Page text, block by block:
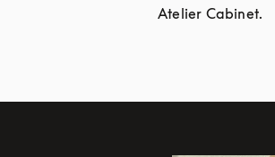
Atelier Cabinet.